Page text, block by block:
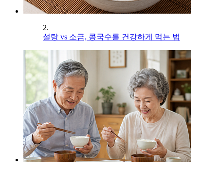
2.
설탕 vs 소금, 콩국수를 건강하게 먹는 법